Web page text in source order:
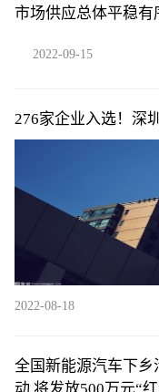
市场供应总体平稳有
2022-09-15
276家企业入选！深
公布
2022-08-18
全国新能源汽车下乡